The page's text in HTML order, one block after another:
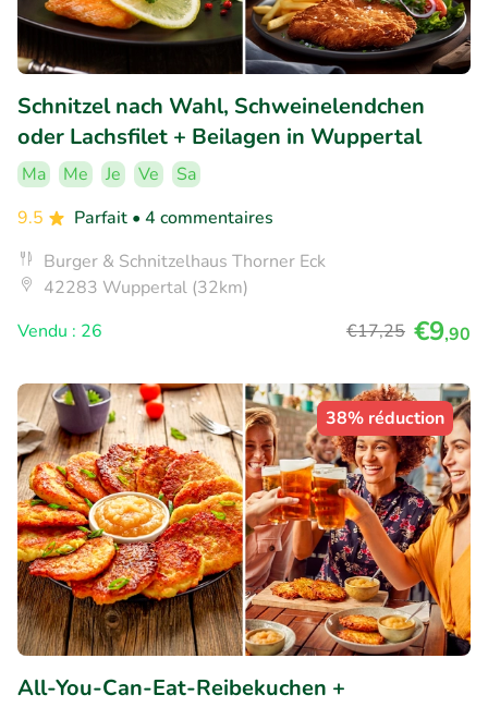
Schnitzel nach Wahl, Schweinelendchen
oder Lachsfilet + Beilagen in Wuppertal
Ma Me Je Ve
Sa
9.5
Parfait • 4 commentaires
Burger & Schnitzelhaus Thorner Eck
42283 Wuppertal (32km)
Vendu : 26
€17,25 €9,90
38% réduction
All-You-Can-Eat-Reibekuchen +